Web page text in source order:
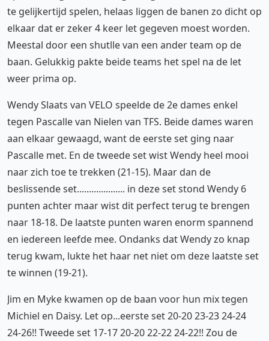
te gelijkertijd spelen, helaas liggen de banen zo dicht op
elkaar dat er zeker 4 keer let gegeven moest worden.
Meestal door een shutlle van een ander team op de
baan. Gelukkig pakte beide teams het spel na de let
weer prima op.
Wendy Slaats van VELO speelde de 2e dames enkel
tegen Pascalle van Nielen van TFS. Beide dames waren
aan elkaar gewaagd, want de eerste set ging naar
Pascalle met. En de tweede set wist Wendy heel mooi
naar zich toe te trekken (21-15). Maar dan de
beslissende set.................... in deze set stond Wendy 6
punten achter maar wist dit perfect terug te brengen
naar 18-18. De laatste punten waren enorm spannend
en iedereen leefde mee. Ondanks dat Wendy zo knap
terug kwam, lukte het haar net niet om deze laatste set
te winnen (19-21).
Jim en Myke kwamen op de baan voor hun mix tegen
Michiel en Daisy. Let op...eerste set 20-20 23-23 24-24
24-26!! Tweede set 17-17 20-20 22-22 24-22!! Zou de